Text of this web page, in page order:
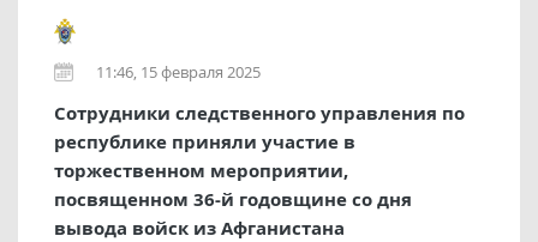
11:46, 15 февраля 2025
Сотрудники следственного управления по
республике приняли участие в
торжественном мероприятии,
посвященном 36-й годовщине со дня
вывода войск из Афганистана